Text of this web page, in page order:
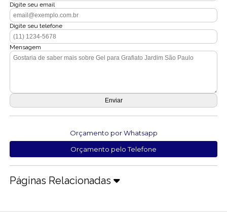
Digite seu email
Digite seu telefone
Mensagem
Orçamento por Whatsapp
Orçamento pelo Telefone
Páginas Relacionadas